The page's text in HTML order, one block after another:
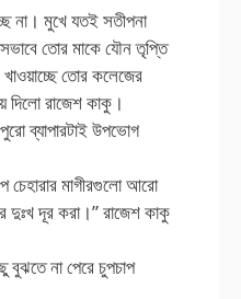
না। মুখে যতই সতীপনা
তোর মাকে যৌন তৃপ্তি
তোর কলেজের
দিলো রাজেশ কাকু।
ব্যাপারটাই উপভোগ
চেহারার মাগীরগুলো আরো
দূর করা।” রাজেশ কাকু
বুঝতে না পেরে চুপচাপ